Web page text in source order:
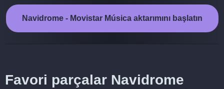
Navidrome - Movistar Música aktarımını başlatın
Favori parçalar Navidrome